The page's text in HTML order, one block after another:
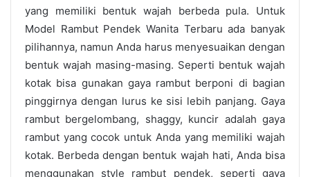
yang memiliki bentuk wajah berbeda pula. Untuk
Model Rambut Pendek Wanita Terbaru ada banyak
pilihannya, namun Anda harus menyesuaikan dengan
bentuk wajah masing-masing. Seperti bentuk wajah
kotak bisa gunakan gaya rambut berponi di bagian
pinggirnya dengan lurus ke sisi lebih panjang. Gaya
rambut bergelombang, shaggy, kuncir adalah gaya
rambut yang cocok untuk Anda yang memiliki wajah
kotak. Berbeda dengan bentuk wajah hati, Anda bisa
menggunakan style rambut pendek, seperti gaya